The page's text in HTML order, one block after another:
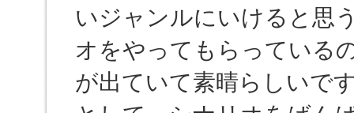
いジャンルにいけると思
オをやってもらっている
が出ていて素晴らしいで